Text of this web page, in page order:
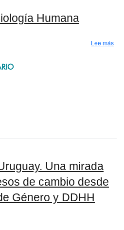
Humana
Lee más
Una mirada
de cambio desde
Género y DDHH